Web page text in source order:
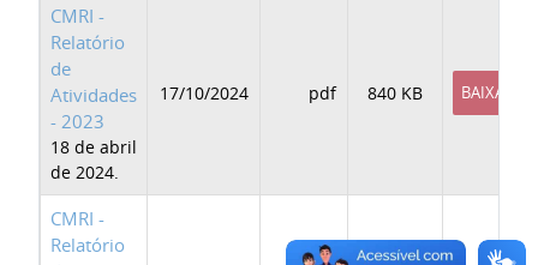
CMRI -
Relatório
de
Atividades
- 2023
18 de abril
de 2024.
17/10/2024 pdf 840 KB BAIXAR
CMRI -
Relatório